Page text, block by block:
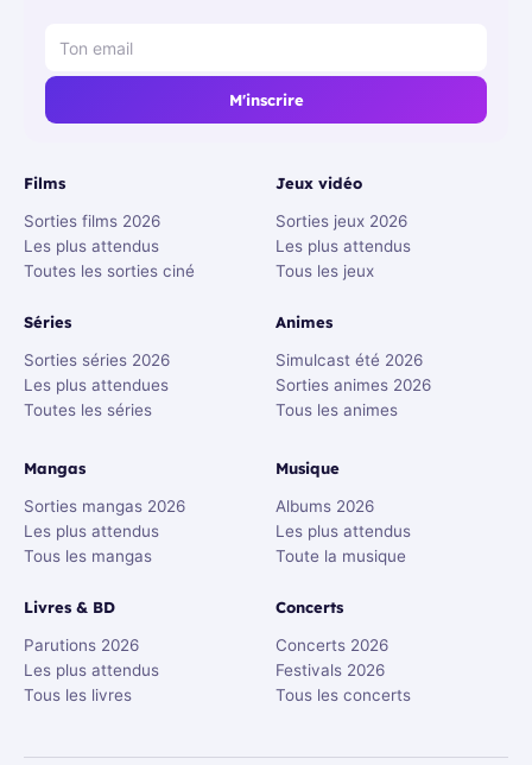
M'inscrire
Films
Sorties films 2026
Les plus attendus
Toutes les sorties ciné
Séries
Sorties séries 2026
Les plus attendues
Toutes les séries
Jeux vidéo
Sorties jeux 2026
Les plus attendus
Tous les jeux
Animes
Simulcast été 2026
Sorties animes 2026
Tous les animes
Mangas
Sorties mangas 2026
Les plus attendus
Tous les mangas
Livres & BD
Parutions 2026
Les plus attendus
Tous les livres
Musique
Albums 2026
Les plus attendus
Toute la musique
Concerts
Concerts 2026
Festivals 2026
Tous les concerts